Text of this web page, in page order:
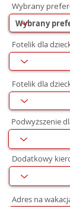
Wybrany
Fotelik dla
Fotelik dla
Podwyższenie
Dodatkowy
Adres na